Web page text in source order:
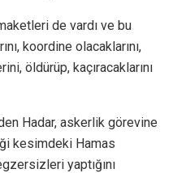
de vardı ve bu
koordine olacaklarını,
öldürüp, kaçıracaklarını
Hadar, askerlik görevine
kesimdeki Hamas
yaptığını